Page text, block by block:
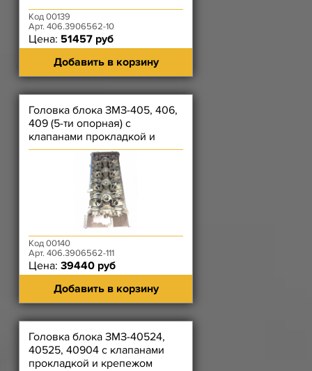
Код 00139
Арт. 406.3906562-10
Цена: 51457 руб
Добавить в корзину
Головка блока ЗМЗ-405, 406,
409 (5-ти опорная) с
клапанами прокладкой и
крепежом 111
Код 00140
Арт. 406.3906562-111
Цена: 39440 руб
Добавить в корзину
Головка блока ЗМЗ-40524,
40525, 40904 с клапанами
прокладкой и крепежом